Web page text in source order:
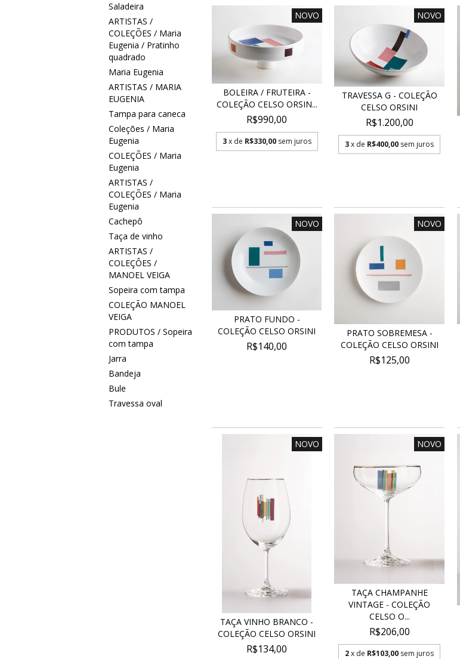
Saladeira
ARTISTAS /
COLEÇÕES / Maria
Eugenia / Pratinho
quadrado
Maria Eugenia
ARTISTAS / MARIA
EUGENIA
Tampa para caneca
Coleções / Maria
Eugenia
COLEÇÕES / Maria
Eugenia
ARTISTAS /
COLEÇÕES / Maria
Eugenia
Cachepô
Taça de vinho
ARTISTAS /
COLEÇÔES /
MANOEL VEIGA
Sopeira com tampa
COLEÇÃO MANOEL
VEIGA
PRODUTOS / Sopeira
com tampa
Jarra
Bandeja
Bule
Travessa oval
NOVO
BOLEIRA / FRUTEIRA -
COLEÇÃO CELSO ORSIN...
R$990,00
3 x de R$330,00 sem juros
NOVO
TRAVESSA G - COLEÇÃO
CELSO ORSINI
R$1.200,00
3x de R$400,00 sem juros
NOVO
PRATO FUNDO -
COLEÇÃO CELSO ORSINI
R$140,00
NOVO
PRATO SOBREMESA -
COLEÇÃO CELSO ORSINI
R$125,00
NOVO
TAÇA VINHO BRANCO -
COLEÇÃO CELSO ORSINI
R$134,00
NOVO
TAÇA CHAMPANHE
VINTAGE - COLEÇÃO
CELSO O...
R$206,00
2x de R$103,00 sem juros